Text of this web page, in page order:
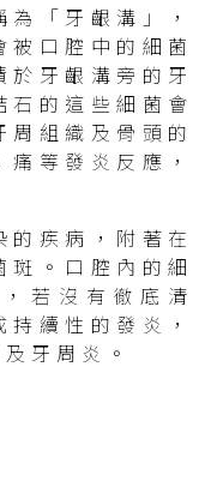
「牙齦溝」，
口腔中的細菌
牙齦溝旁的牙
石的這些細菌會
組織及骨頭的
等發炎反應，
疾病，附著在
。口腔內的細
若沒有徹底清
續性的發炎，
牙周炎。